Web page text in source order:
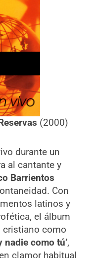
(2000)
durante un
al cantante y
Barrientos
Con
latinos y
el álbum
cristiano como
nadie como tú’,
clamor habitual